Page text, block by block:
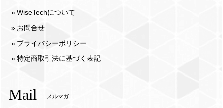
WiseTechについて
お問合せ
プライバシーポリシー
特定商取引法に基づく表記
Mail メルマガ